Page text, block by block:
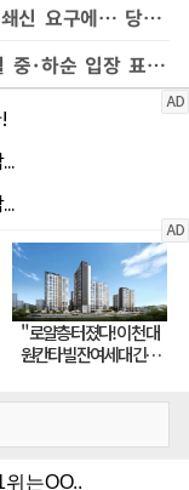
한동훈 '윤 사과 요구' 까지, 수위 높은 쇄신 요구에… 당내 "쇄신 필요" 공감대
대통령실, 한동훈 쇄신 요구 등에 "11월 중·하순 입장 표명할 듯"